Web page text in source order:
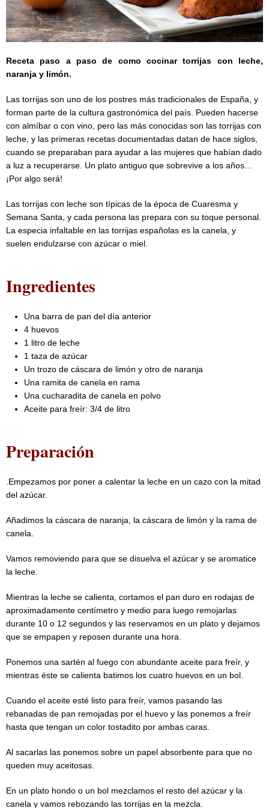
Receta paso a paso de como cocinar torrijas con leche,
naranja y limón.
Las torrijas son uno de los postres más tradicionales de España, y
forman parte de la cultura gastronómica del país. Pueden hacerse
con almíbar o con vino, pero las más conocidas son las torrijas con
leche, y las primeras recetas documentadas datan de hace siglos,
cuando se preparaban para ayudar a las mujeres que habían dado
a luz a recuperarse. Un plato antiguo que sobrevive a los años…
¡Por algo será!
Las torrijas con leche son típicas de la época de Cuaresma y
Semana Santa, y cada persona las prepara con su toque personal.
La especia infaltable en las torrijas españolas es la canela, y
suelen endulzarse con azúcar o miel.
Ingredientes
Una barra de pan del día anterior
4 huevos
1 litro de leche
1 taza de azúcar
Un trozo de cáscara de limón y otro de naranja
Una ramita de canela en rama
Una cucharadita de canela en polvo
Aceite para freír: 3/4 de litro
Preparación
.Empezamos por poner a calentar la leche en un cazo con la mitad
del azúcar.
Añadimos la cáscara de naranja, la cáscara de limón y la rama de
canela.
Vamos removiendo para que se disuelva el azúcar y se aromatice
la leche.
Mientras la leche se calienta, cortamos el pan duro en rodajas de
aproximadamente centímetro y medio para luego remojarlas
durante 10 o 12 segundos y las reservamos en un plato y dejamos
que se empapen y reposen durante una hora.
Ponemos una sartén al fuego con abundante aceite para freír, y
mientras éste se calienta batimos los cuatro huevos en un bol.
Cuando el aceite esté listo para freír, vamos pasando las
rebanadas de pan remojadas por el huevo y las ponemos a freír
hasta que tengan un color tostadito por ambas caras.
Al sacarlas las ponemos sobre un papel absorbente para que no
queden muy aceitosas.
En un plato hondo o un bol mezclamos el resto del azúcar y la
canela y vamos rebozando las torrijas en la mezcla.